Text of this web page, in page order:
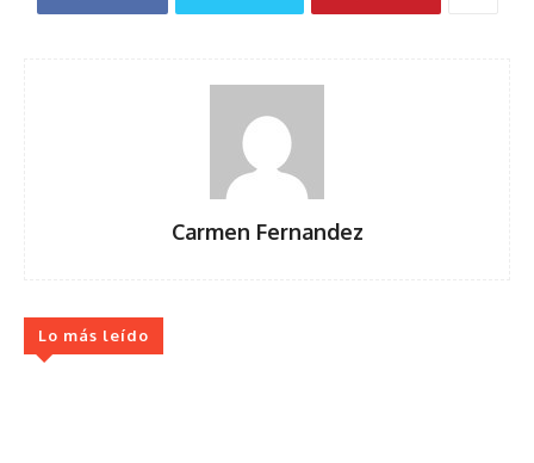
Carmen Fernandez
Lo más leído